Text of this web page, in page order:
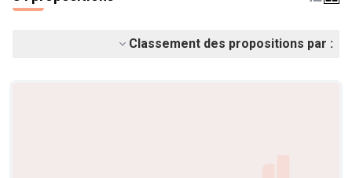
Classement des propositions par :